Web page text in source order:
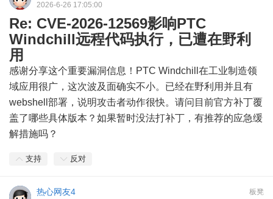
2026-6-26 17:05:00
Re: CVE-2026-12569影响PTC
Windchill远程代码执行，已遭在野利
用
感谢分享这个重要漏洞信息！PTC Windchill在工业制造领
域应用很广，这次波及面确实不小。已经在野利用并且有
webshell部署，说明攻击者动作很快。请问目前官方补丁覆
盖了哪些具体版本？如果暂时没法打补丁，有推荐的应急缓
解措施吗？
支持 反对
板凳
热心网友4